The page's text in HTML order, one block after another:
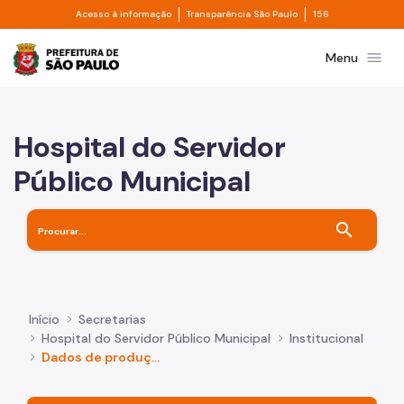
Pular para o Conteúdo principal
Acesso à informação Divisor de acesso à informação
Transparência São Paulo Divisor de
156
Prefeitura de São PauloMenu menu
Hospital do Servidor
Público Municipal
search
Início
Secretarias
Hospital do Servidor Público Municipal
Institucional
Dados de produção